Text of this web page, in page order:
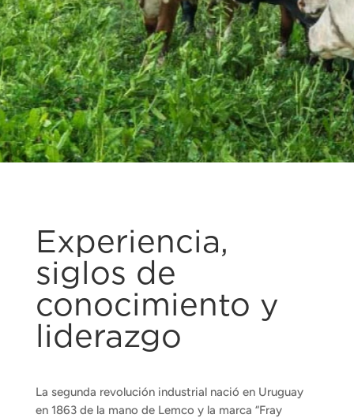
Experiencia,
siglos de
conocimiento y
liderazgo
La segunda revolución industrial nació en Uruguay
en 1863 de la mano de Lemco y la marca “Fray